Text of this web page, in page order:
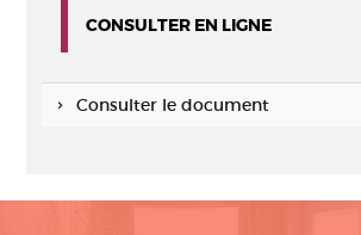
CONSULTER EN LIGNE
Consulter le document